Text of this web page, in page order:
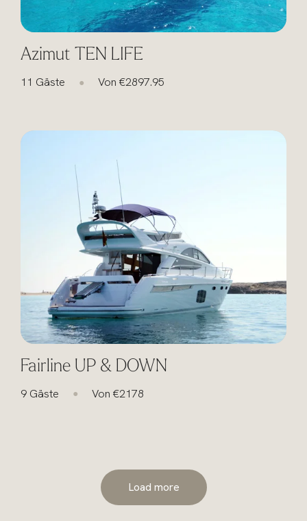
Azimut TEN LIFE
11 Gäste ● Von €2897.95
Fairline UP & DOWN
9 Gäste ● Von €2178
Load more